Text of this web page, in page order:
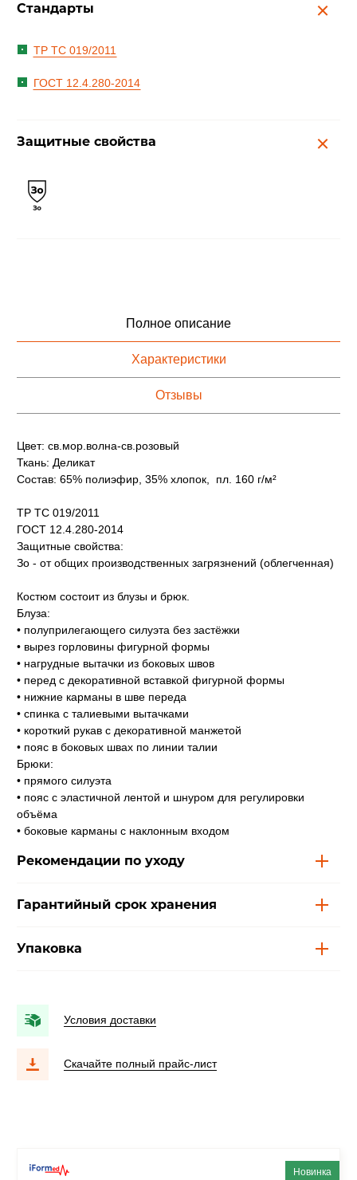
Стандарты
ТР ТС 019/2011
ГОСТ 12.4.280-2014
Защитные свойства
Полное описание
Характеристики
Отзывы
Цвет: св.мор.волна-св.розовый
Ткань: Деликат
Состав: 65% полиэфир, 35% хлопок, пл. 160 г/м²
ТР ТС 019/2011
ГОСТ 12.4.280-2014
Защитные свойства:
Зо - от общих производственных загрязнений (облегченная)
Костюм состоит из блузы и брюк.
Блуза:
• полуприлегающего силуэта без застёжки
• вырез горловины фигурной формы
• нагрудные вытачки из боковых швов
• перед с декоративной вставкой фигурной формы
• нижние карманы в шве переда
• спинка с талиевыми вытачками
• короткий рукав с декоративной манжетой
• пояс в боковых швах по линии талии
Брюки:
• прямого силуэта
• пояс с эластичной лентой и шнуром для регулировки
объёма
• боковые карманы с наклонным входом
Рекомендации по уходу
Гарантийный срок хранения
Упаковка
Условия доставки
Скачайте полный прайс-лист
Новинка